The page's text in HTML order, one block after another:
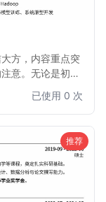
方，内容重点突
意。无论是初入
已使用 0 次
推荐